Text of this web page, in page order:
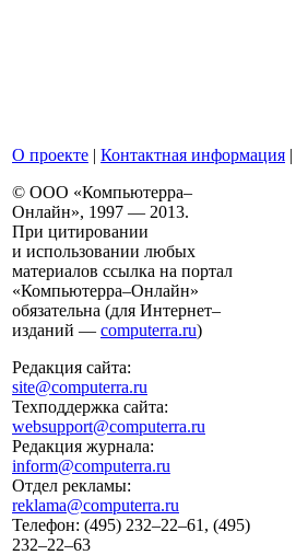
О проекте | Контактная информация |
© ООО «Компьютерра–
Онлайн», 1997 — 2013.
При цитировании
и использовании любых
материалов ссылка на портал
«Компьютерра–Онлайн»
обязательна (для Интернет–
изданий — computerra.ru)
Редакция сайта:
site@computerra.ru
Техподдержка сайта:
websupport@computerra.ru
Редакция журнала:
inform@computerra.ru
Отдел рекламы:
reklama@computerra.ru
Телефон: (495) 232–22–61, (495)
232–22–63